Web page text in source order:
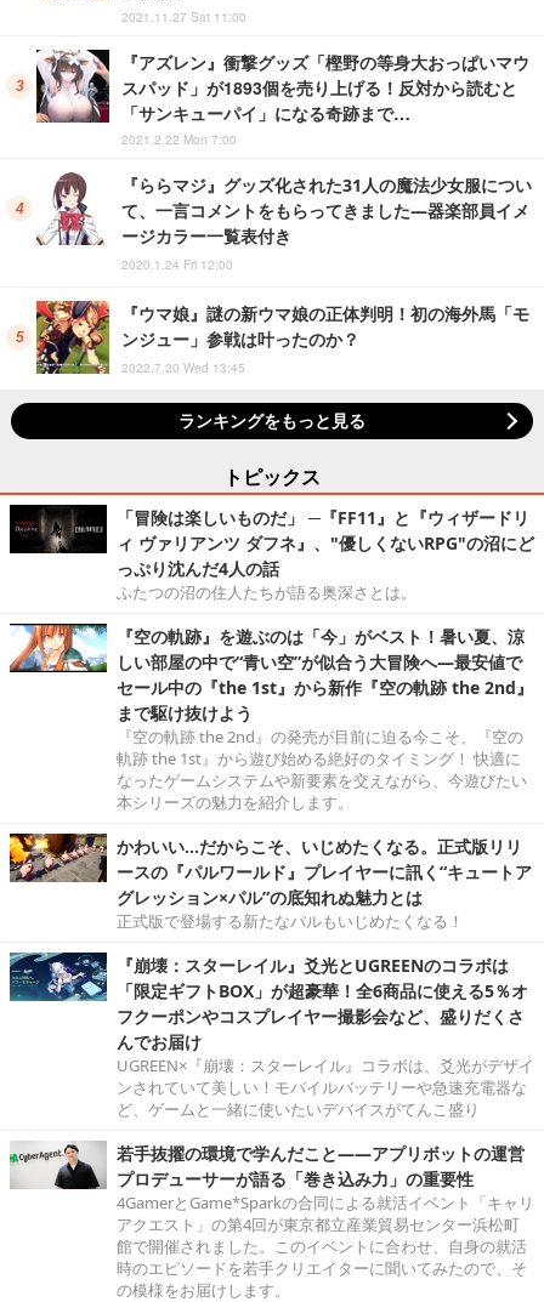
2021.11.27 Sat 11:00
『アズレン』衝撃グッズ「樫野の等身大おっぱいマウ
スパッド」が1893個を売り上げる！反対から読むと
「サンキューパイ」になる奇跡まで…
2021.2.22 Mon 7:00
『ららマジ』グッズ化された31人の魔法少女服につい
て、一言コメントをもらってきました―器楽部員イメ
ージカラー一覧表付き
2020.1.24 Fri 12:00
『ウマ娘』謎の新ウマ娘の正体判明！初の海外馬「モ
ンジュー」参戦は叶ったのか？
2022.7.20 Wed 13:45
ランキングをもっと見る
トピックス
「冒険は楽しいものだ」 ─『FF11』と『ウィザードリ
ィ ヴァリアンツ ダフネ』、"優しくないRPG"の沼にど
っぷり沈んだ4人の話
ふたつの沼の住人たちが語る奥深さとは。
『空の軌跡』を遊ぶのは「今」がベスト！暑い夏、涼
しい部屋の中で“青い空”が似合う大冒険へ―最安値で
セール中の『the 1st』から新作『空の軌跡 the 2nd』
まで駆け抜けよう
『空の軌跡 the 2nd』の発売が目前に迫る今こそ、『空の
軌跡 the 1st』から遊び始める絶好のタイミング！ 快適に
なったゲームシステムや新要素を交えながら、今遊びたい
本シリーズの魅力を紹介します。
かわいい…だからこそ、いじめたくなる。正式版リリ
ースの『パルワールド』プレイヤーに訊く“キュートア
グレッション×パル”の底知れぬ魅力とは
正式版で登場する新たなパルもいじめたくなる！
『崩壊：スターレイル』爻光とUGREENのコラボは
「限定ギフトBOX」が超豪華！全6商品に使える5％オ
フクーポンやコスプレイヤー撮影会など、盛りだくさ
んでお届け
UGREEN×『崩壊：スターレイル』コラボは、爻光がデザイ
ンされていて美しい！モバイルバッテリーや急速充電器な
ど、ゲームと一緒に使いたいデバイスがてんこ盛り
若手抜擢の環境で学んだこと――アプリボットの運営
プロデューサーが語る「巻き込み力」の重要性
4GamerとGame*Sparkの合同による就活イベント「キャリ
アクエスト」の第4回が東京都立産業貿易センター浜松町
館で開催されました。このイベントに合わせ、自身の就活
時のエピソードを若手クリエイターに聞いてみたので、そ
の模様をお届けします。